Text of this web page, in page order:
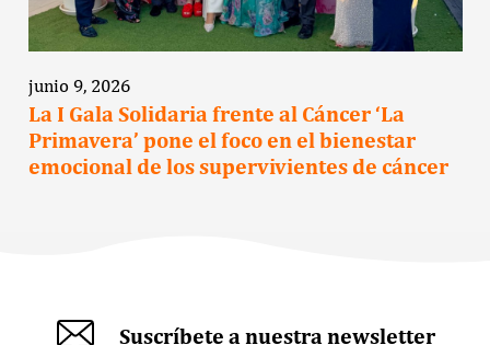
junio 9, 2026
La I Gala Solidaria frente al Cáncer ‘La
Primavera’ pone el foco en el bienestar
emocional de los supervivientes de cáncer
Suscríbete a nuestra newsletter